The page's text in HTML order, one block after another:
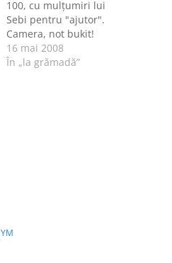
100, cu mulţumiri lui
Sebi pentru "ajutor".
Camera, not bukit!
16 mai 2008
În „la grămadă”
YM